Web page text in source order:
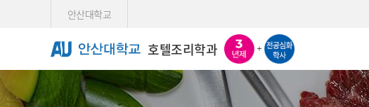
Skip Menu
안산대학교
호텔조리학과